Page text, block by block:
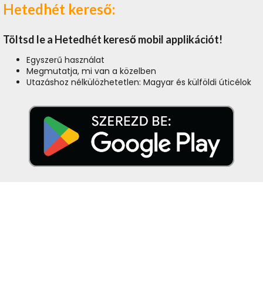
Hetedhét kereső:
Töltsd le a Hetedhét kereső mobil applikációt!
Egyszerű használat
Megmutatja, mi van a közelben
Utazáshoz nélkülözhetetlen: Magyar és külföldi úticélok